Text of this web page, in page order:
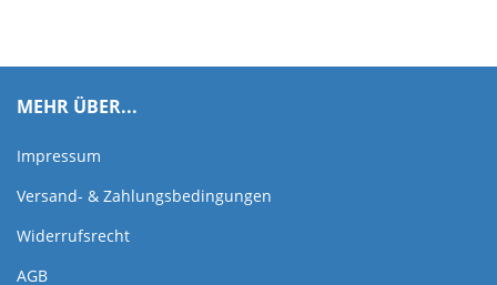
MEHR ÜBER...
Impressum
Versand- & Zahlungsbedingungen
Widerrufsrecht
AGB